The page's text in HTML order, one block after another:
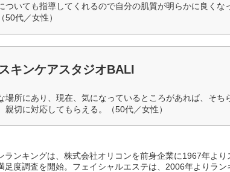
ついても指導してくれるので自分の肌質が明らかに良くな
50代／女性）
キンケアスタジオBALI
場所にあり、現在、気になっているところがあれば、そち
親切に対応してもらえる。（50代／女性）
ランキングは、株式会社オリコンを前身企業に1967年より
足度調査を開始。フェイシャルエステは、2006年よりラン